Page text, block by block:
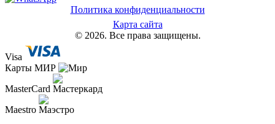
Политика конфиденциальности
Карта сайта
© 2026. Все права защищены.
Visa
Карты МИР
MasterCard
Maestro